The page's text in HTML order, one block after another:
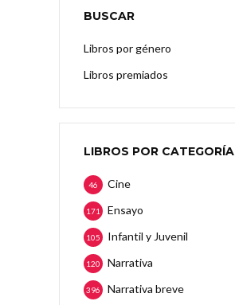
BUSCAR
Libros por género
Libros premiados
LIBROS POR CATEGORÍA
Cine
46
Ensayo
171
Infantil y Juvenil
105
Narrativa
120
Narrativa breve
396